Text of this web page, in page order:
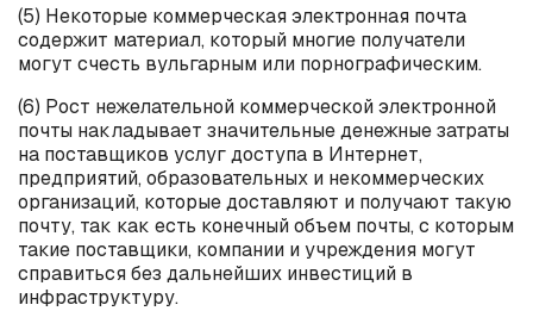
(5) Некоторые коммерческая электронная почта
содержит материал, который многие получатели
могут счесть вульгарным или порнографическим.
(6) Рост нежелательной коммерческой электронной
почты накладывает значительные денежные затраты
на поставщиков услуг доступа в Интернет,
предприятий, образовательных и некоммерческих
организаций, которые доставляют и получают такую
почту, так как есть конечный объем почты, с которым
такие поставщики, компании и учреждения могут
справиться без дальнейших инвестиций в
инфраструктуру.